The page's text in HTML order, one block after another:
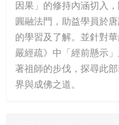
因果」的修持內涵切入
圓融法門，助益學員於
的學習及了解。並針對
嚴經疏》中「經前懸示
著祖師的步伐，探尋此
界與成佛之道。